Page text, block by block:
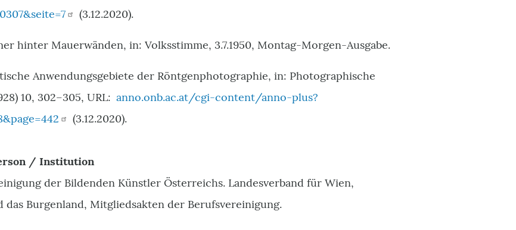
(3.12.2020).
hinter Mauerwänden, in: Volksstimme, 3.7.1950, Montag-Morgen-Ausgabe.
Anwendungsgebiete der Röntgenphotographie, in: Photographische
10, 302–305, URL: anno.onb.ac.at/cgi-content/anno-plus?
(3.12.2020).
/ Institution
der Bildenden Künstler Österreichs. Landesverband für Wien,
Burgenland, Mitgliedsakten der Berufsvereinigung.